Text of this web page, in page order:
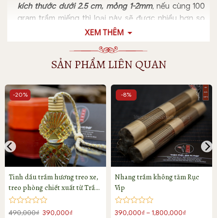
kích thước dưới 2.5 cm, mỏng 1-2mm, nếu cùng 100
gram trầm miếng thì loại này sẽ được nhiều hơn so
với những loại trầm miếng to và dày.
XEM THÊM
SẢN PHẨM LIÊN QUAN
-20%
Tinh dầu trầm hương treo xe,
treo phòng chiết xuất từ Trầm
núi Quảng Nam xịn
Được
490,000₫ Giá
390,000₫
-8%
Nhang trầm không tăm Rục
Vip
Được
390,000₫ –1,800,000₫